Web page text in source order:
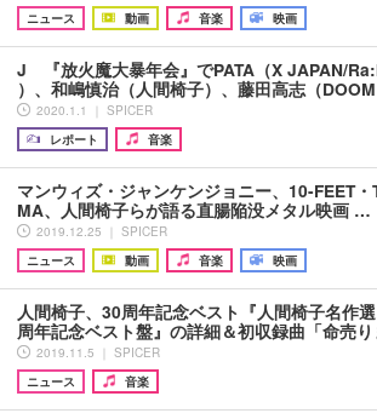
ニュース
動画 音楽 映画
J 『放火魔大暴年会』でPATA（X JAPAN/
）、和嶋慎治（人間椅子）、藤田高志（
2020.1.1 ｜ SPICER
レポート
音楽
マンウィズ・ジャンケンジョニー、10-FEET・
MA、人間椅子らが語る直腸陥没メタル映画 …
2019.12.25 ｜ SPICER
ニュース
動画 音楽 映画
人間椅子、30周年記念ベスト『人間椅子名作
周年記念ベスト盤』の詳細＆初収録曲「命売
2019.11.5 ｜ SPICER
ニュース
音楽